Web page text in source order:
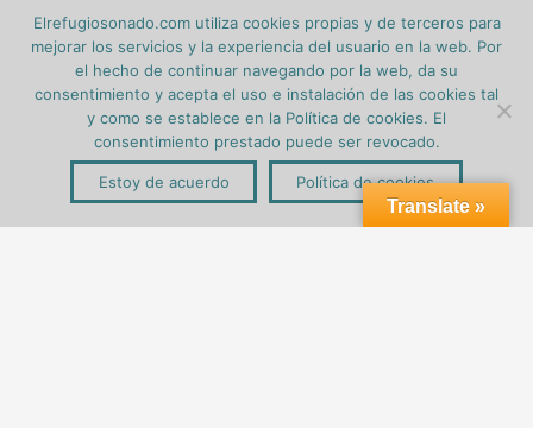
Translate »
Elrefugiosonado.com utiliza cookies propias y de terceros para
mejorar los servicios y la experiencia del usuario en la web. Por
el hecho de continuar navegando por la web, da su
consentimiento y acepta el uso e instalación de las cookies tal
y como se establece en la Política de cookies. El
consentimiento prestado puede ser revocado.
Estoy de acuerdo Política de cookies